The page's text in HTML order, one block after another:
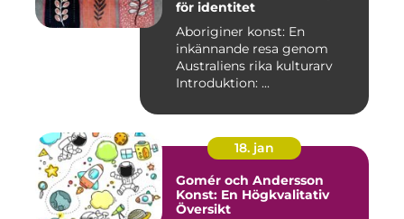
för identitet
Aboriginer konst: En
inkännande resa genom
Australiens rika kulturarv
Introduktion: ...
18. jan
Gomér och Andersson
Konst: En Högkvalitativ
Översikt